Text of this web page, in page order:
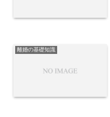
離婚の基礎知識